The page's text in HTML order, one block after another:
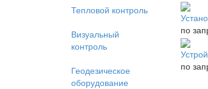
Тепловой контроль
Визуальный
контроль
Геодезическое
оборудование
по
по